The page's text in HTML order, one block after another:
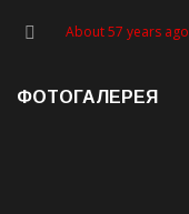
About 57 years ago
ФОТОГАЛЕРЕЯ